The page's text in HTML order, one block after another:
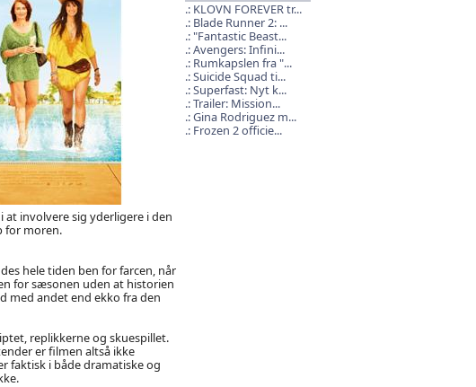
involvere sig yderligere i den
for moren.
hele tiden ben for farcen, når
for sæsonen uden at historien
med andet end ekko fra den
replikkerne og skuespillet.
er filmen altså ikke
faktisk i både dramatiske og
KLOVN FOREVER tr...
Blade Runner 2: ...
"Fantastic Beast...
Avengers: Infini...
Rumkapslen fra "...
Suicide Squad ti...
Superfast: Nyt k...
Trailer: Mission...
Gina Rodriguez m...
Frozen 2 officie...